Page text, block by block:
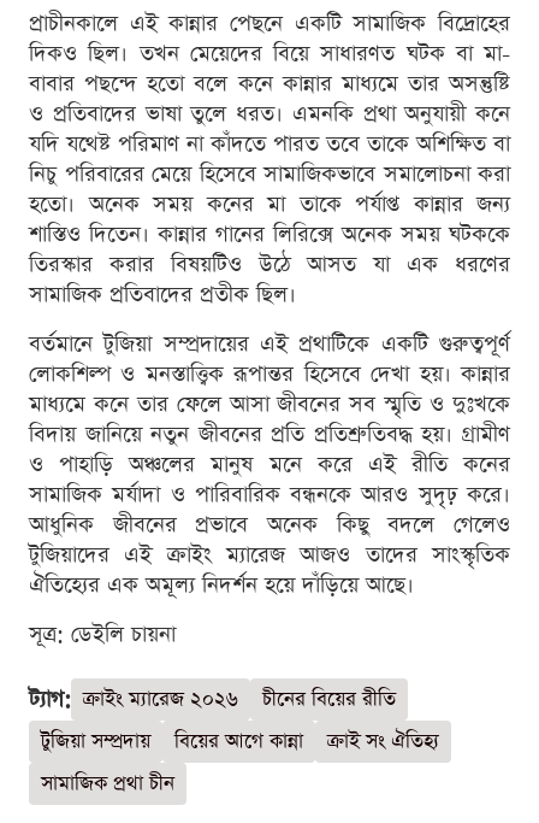
প্রাচীনকালে এই কান্নার পেছনে একটি সামাজিক বিদ্রোহের
দিকও ছিল। তখন মেয়েদের বিয়ে সাধারণত ঘটক বা মা-
বাবার পছন্দে হতো বলে কনে কান্নার মাধ্যমে তার অসন্তুষ্টি
ও প্রতিবাদের ভাষা তুলে ধরত। এমনকি প্রথা অনুযায়ী কনে
যদি যথেষ্ট পরিমাণ না কাঁদতে পারত তবে তাকে অশিক্ষিত বা
নিচু পরিবারের মেয়ে হিসেবে সামাজিকভাবে সমালোচনা করা
হতো। অনেক সময় কনের মা তাকে পর্যাপ্ত কান্নার জন্য
শাস্তিও দিতেন। কান্নার গানের লিরিক্সে অনেক সময় ঘটককে
তিরস্কার করার বিষয়টিও উঠে আসত যা এক ধরণের
সামাজিক প্রতিবাদের প্রতীক ছিল।
বর্তমানে টুজিয়া সম্প্রদায়ের এই প্রথাটিকে একটি গুরুত্বপূর্ণ
লোকশিল্প ও মনস্তাত্ত্বিক রূপান্তর হিসেবে দেখা হয়। কান্নার
মাধ্যমে কনে তার ফেলে আসা জীবনের সব স্মৃতি ও দুঃখকে
বিদায় জানিয়ে নতুন জীবনের প্রতি প্রতিশ্রুতিবদ্ধ হয়। গ্রামীণ
ও পাহাড়ি অঞ্চলের মানুষ মনে করে এই রীতি কনের
সামাজিক মর্যাদা ও পারিবারিক বন্ধনকে আরও সুদৃঢ় করে।
আধুনিক জীবনের প্রভাবে অনেক কিছু বদলে গেলেও
টুজিয়াদের এই ক্রাইং ম্যারেজ আজও তাদের সাংস্কৃতিক
ঐতিহ্যের এক অমূল্য নিদর্শন হয়ে দাঁড়িয়ে আছে।
সূত্র: ডেইলি চায়না
ট্যাগ: ক্রাইং ম্যারেজ ২০২৬
চীনের বিয়ের রীতি
টুজিয়া সম্প্রদায়
বিয়ের আগে কান্না
ক্রাই সং ঐতিহ্য
সামাজিক প্রথা চীন